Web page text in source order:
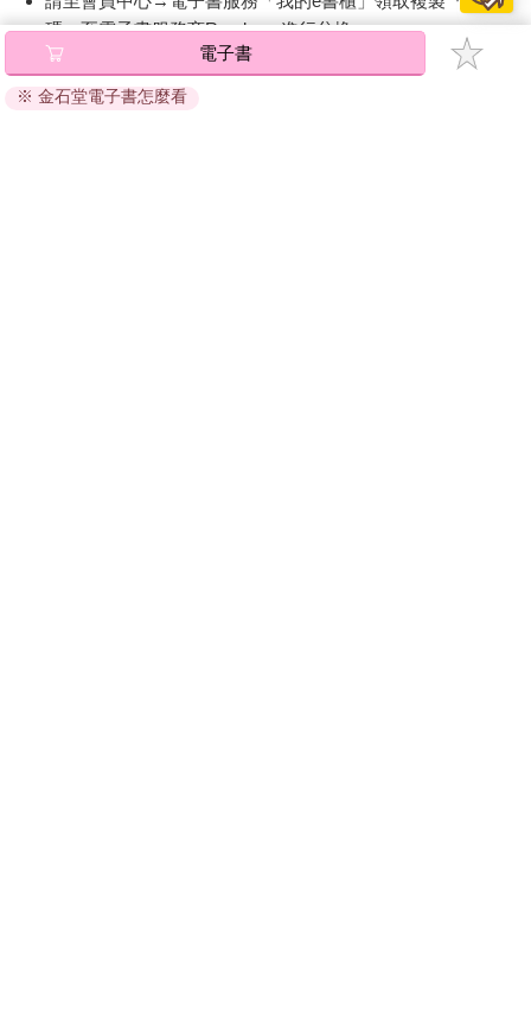
碼』至電子書服務商Readmoo進行兌換。
退換貨須知：
因版權保護，您在金石堂所購買的電子書僅能以金石堂專屬
電子書
※ 金石堂電子書怎麼看